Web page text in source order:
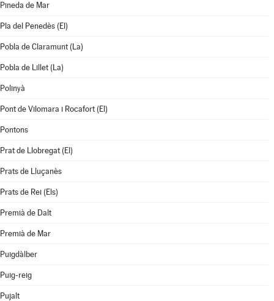
Pineda de Mar
Pla del Penedès (El)
Pobla de Claramunt (La)
Pobla de Lillet (La)
Polinyà
Pont de Vilomara i Rocafort (El)
Pontons
Prat de Llobregat (El)
Prats de Lluçanès
Prats de Rei (Els)
Premià de Dalt
Premià de Mar
Puigdàlber
Puig-reig
Pujalt